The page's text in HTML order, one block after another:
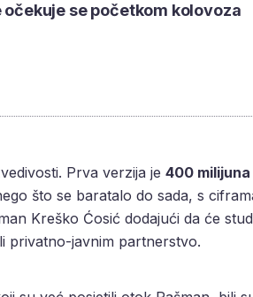
očekuje se početkom kolovoza
Prva verzija je 400 milijuna
što se baratalo do sada, s
Kreško Ćosić dodajući da će
privatno-javnim partnerstvo.